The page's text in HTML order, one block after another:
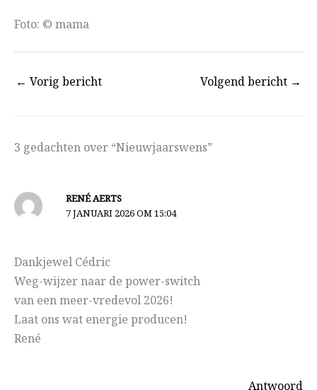
Foto: © mama
← Vorig bericht Volgend bericht →
3 gedachten over “Nieuwjaarswens”
RENÉ AERTS
7 JANUARI 2026 OM 15:04
Dankjewel Cédric
Weg-wijzer naar de power-switch
van een meer-vredevol 2026!
Laat ons wat energie producen!
René